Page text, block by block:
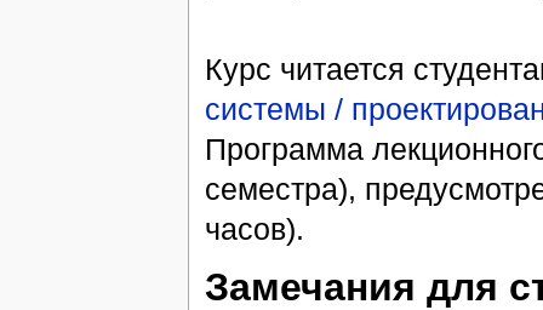
Курс читается
системы /
Программа
семестра),
часов).
Замечания для